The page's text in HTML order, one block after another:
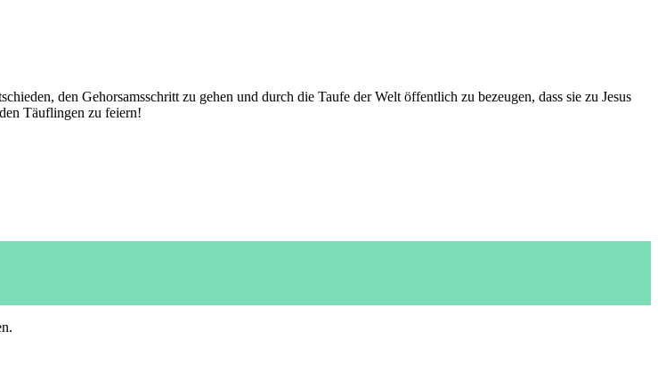
den Gehorsamsschritt zu gehen und durch die Taufe der Welt öffentlich zu bezeugen, dass sie zu Jesus
Täuflingen zu feiern!